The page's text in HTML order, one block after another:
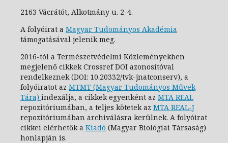
2163 Vácrátót, Alkotmány u. 2-4.
A folyóirat a Magyar Tudományos Akadémia
támogatásával jelenik meg.
2016-tól a Természetvédelmi Közleményekben
megjelenő cikkek Crossref DOI azonosítóval
rendelkeznek (DOI: 10.20332/tvk-jnatconserv), a
folyóiratot az MTMT (Magyar Tudományos Művek
Tára) indexálja, a cikkek egyenként az MTA REAL
repozitóriumában, a teljes kötetek az MTA REAL-J
repozitóriumában archiválásra kerülnek. A folyóirat
cikkei elérhetők a Kiadó (Magyar Biológiai Társaság)
honlapján is.